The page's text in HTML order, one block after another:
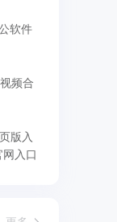
软件
频合
版入
入口